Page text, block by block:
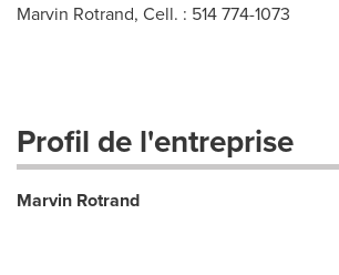
Marvin Rotrand, Cell. : 514 774-1073
Profil de l'entreprise
Marvin Rotrand